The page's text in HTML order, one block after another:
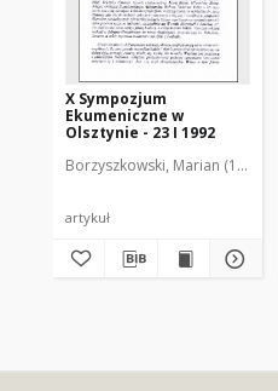
X Sympozjum
Ekumeniczne w
Olsztynie - 23 I 1992
Borzyszkowski, Marian (1936-
artykuł